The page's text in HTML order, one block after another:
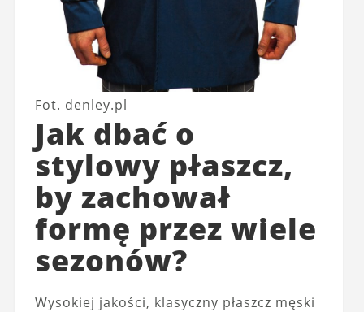
Fot. denley.pl
Jak dbać o
stylowy płaszcz,
by zachował
formę przez wiele
sezonów?
Wysokiej jakości, klasyczny płaszcz męski